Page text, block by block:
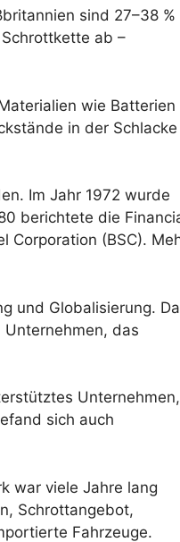
sind 27–38 %
ab –
wie Batterien
in der Schlacke
Im Jahr 1972 wurde
berichtete die
Corporation (BSC).
und Globalisierung.
Unternehmen, das
Unternehmen,
sich auch
war viele Jahre lang
Schrottangebot,
Fahrzeuge.